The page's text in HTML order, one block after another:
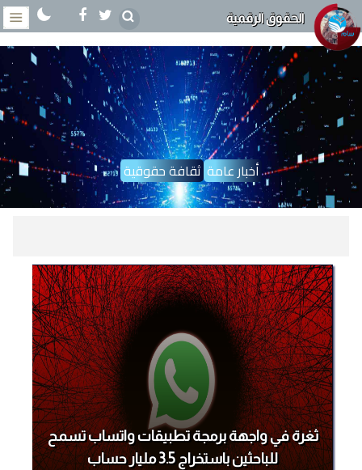
الحقوق الرقمية
ثقافة حقوقية أخبار عامة
ثغرة في واجهة برمجة تطبيقات واتساب تسمح
للباحثين باستخراج 3.5 مليار حساب